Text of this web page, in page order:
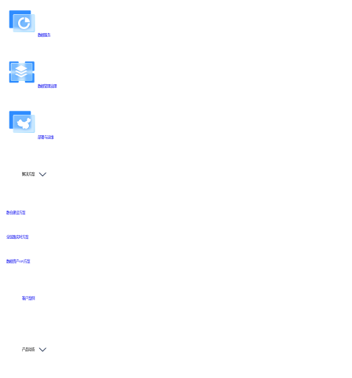
数据服务
数据管理治理
部署与运维
解决方案
数仓建设方案
全链路实时方案
数据资产API方案
客户案例
产品动态